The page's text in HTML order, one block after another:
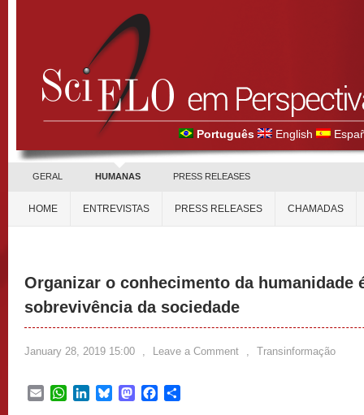
Português English
GERAL HUMANAS PRESS RELEASES
HOME ENTREVISTAS PRESS RELEASES CHAMADAS
Organizar o conhecimento da humanidade
sobrevivência da sociedade
January 28, 2019 15:00 , Leave a Comment , Transinformação
EmailWhatsApp
LinkedInBlueskyMastodonFacebook